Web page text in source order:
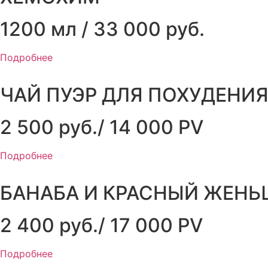
1200 мл / 33 000 руб.
Подробнее
ЧАЙ ПУЭР ДЛЯ ПОХУДЕНИЯ
2 500 руб./ 14 000 PV
Подробнее
БАНАБА И КРАСНЫЙ
2 400 руб./ 17 000 PV
Подробнее